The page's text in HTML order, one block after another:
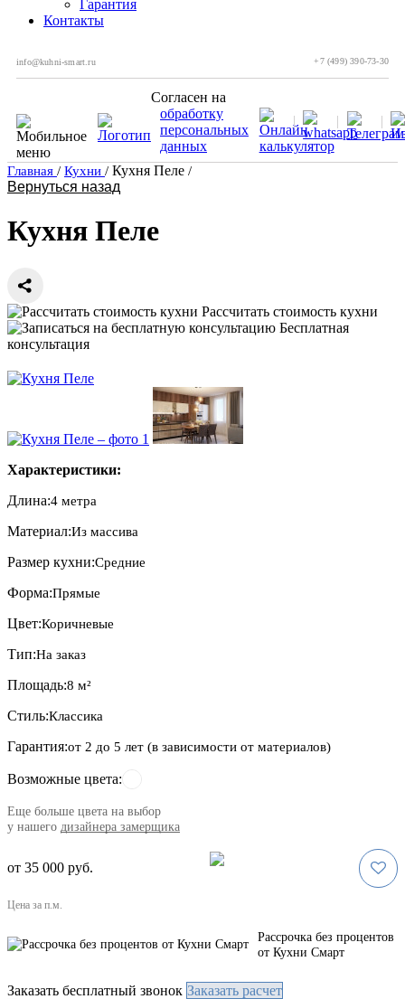
Гарантия
Контакты
info@kuhni-smart.ru +7 (499) 390-73-30
Согласен на
обработку
персональных
данных
Главная / Кухни / Кухня Пеле /
Вернуться назад
Кухня Пеле
Рассчитать стоимость кухни
Бесплатная
консультация
Характеристики:
Длина:4 метра
Материал:Из массива
Размер кухни:Средние
Форма:Прямые
Цвет:Коричневые
Тип:На заказ
Площадь:8 м²
Стиль:Классика
Гарантия:от 2 до 5 лет (в зависимости от материалов)
Возможные цвета:
Eще больше цвета на выбор
у нашего дизайнера замерщика
от 35 000 руб.
Цена за п.м.
Рассрочка без процентов
от Кухни Смарт
Заказать бесплатный звонок Заказать расчет